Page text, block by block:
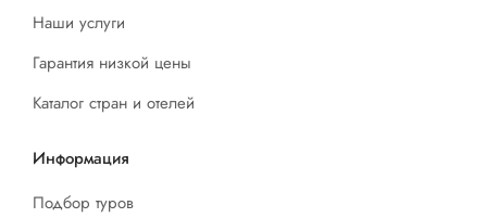
Наши услуги
Гарантия низкой цены
Каталог стран и отелей
Информация
Подбор туров